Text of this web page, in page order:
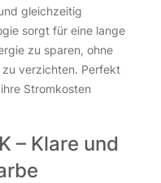
3x Buchse 12V für Mini
3x Buchse 12V für Mini
gleichzeitig
sorgt für eine lange
zu sparen, ohne
verzichten. Perfekt
Stromkosten
– Klare und